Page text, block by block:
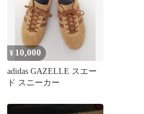
¥ 10,000
adidas GAZELLE スエー
ド スニーカー